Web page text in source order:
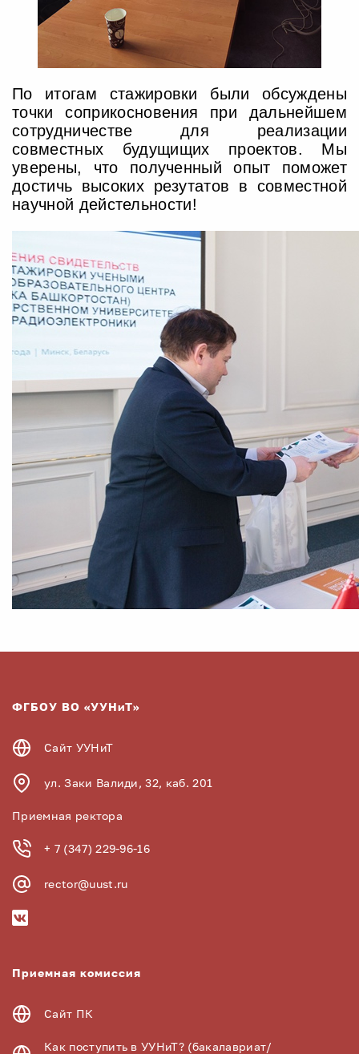
По итогам стажировки были обсуждены
точки соприкосновения при дальнейшем
сотрудничестве для реализации
совместных будущищих проектов. Мы
уверены, что полученный опыт поможет
достичь высоких резутатов в совместной
научной дейстельности!
ФГБОУ ВО «УУНиТ»
Сайт УУНиТ
ул. Заки Валиди, 32, каб. 201
Приемная ректора
+ 7 (347) 229-96-16
rector@uust.ru
Приемная комиссия
Сайт ПК
Как поступить в УУНиТ? (бакалавриат/